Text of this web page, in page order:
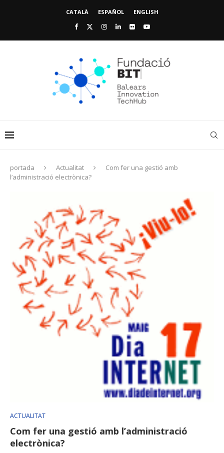
CATALÀ ESPAÑOL ENGLISH
portada Actualitat
Com fer una gestió amb
l’administració electrònica?
ACTUALITAT
Com fer una gestió amb l’administració
electrònica?